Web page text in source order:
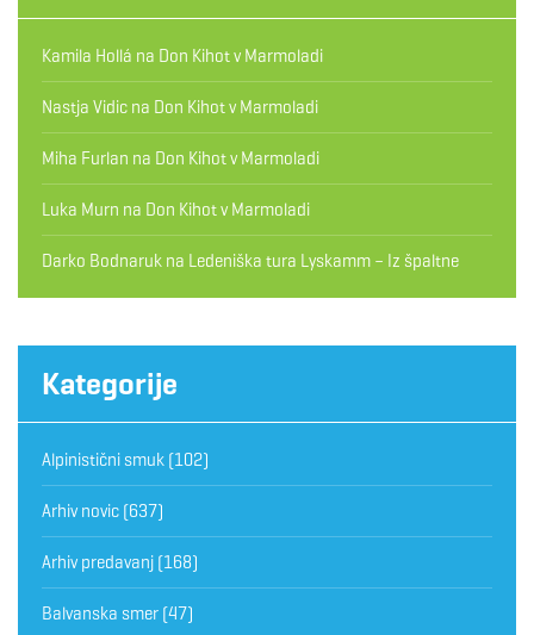
Kamila Hollá na Don Kihot v Marmoladi
Nastja Vidic na Don Kihot v Marmoladi
Miha Furlan na Don Kihot v Marmoladi
Luka Murn na Don Kihot v Marmoladi
Darko Bodnaruk na Ledeniška tura Lyskamm – Iz špaltne
Kategorije
Alpinistični smuk (102)
Arhiv novic (637)
Arhiv predavanj (168)
Balvanska smer (47)